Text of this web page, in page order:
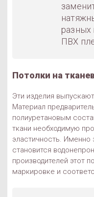
разных
ПВХ
Потолки на
Эти изделия
Материал
полиуретановым
ткани необходимую
эластичность. Именно
становится
производителей этот
маркировке и